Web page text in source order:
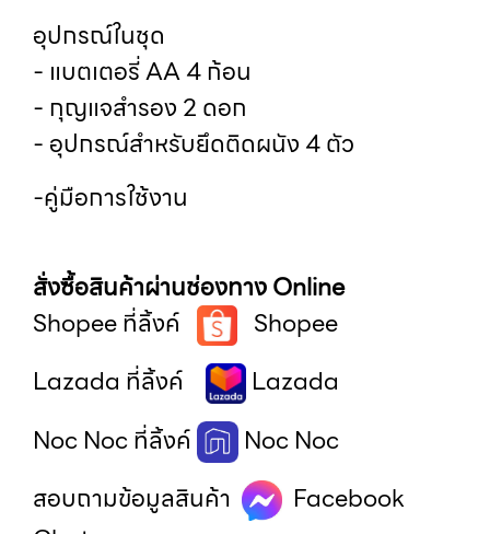
อุปกรณ์ในชุด
- แบตเตอรี่ AA 4 ก้อน
- กุญแจสำรอง 2 ดอก
- อุปกรณ์สำหรับยึดติดผนัง 4 ตัว
-คู่มือการใช้งาน
สั่งซื้อสินค้าผ่านช่องทางOnline
Shopee ที่ลิ้งค์
Shopee
Lazada ที่ลิ้งค์
Lazada
Noc Noc ที่ลิ้งค์
Noc Noc
สอบถามข้อมูลสินค้า
Facebook